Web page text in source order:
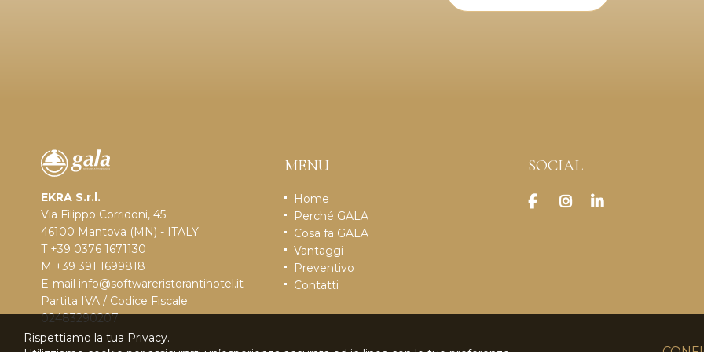
EKRA S.r.l.
Via Filippo Corridoni, 45
46100 Mantova (MN) - ITALY
T +39 0376 1671130
M +39 391 1699818
E-mail info@softwareristorantihotel.it
Partita IVA / Codice Fiscale:
02483290207
MENU
Home
Perché GALA
Cosa fa GALA
Vantaggi
Preventivo
Contatti
SOCIAL
Rispettiamo la tua Privacy.